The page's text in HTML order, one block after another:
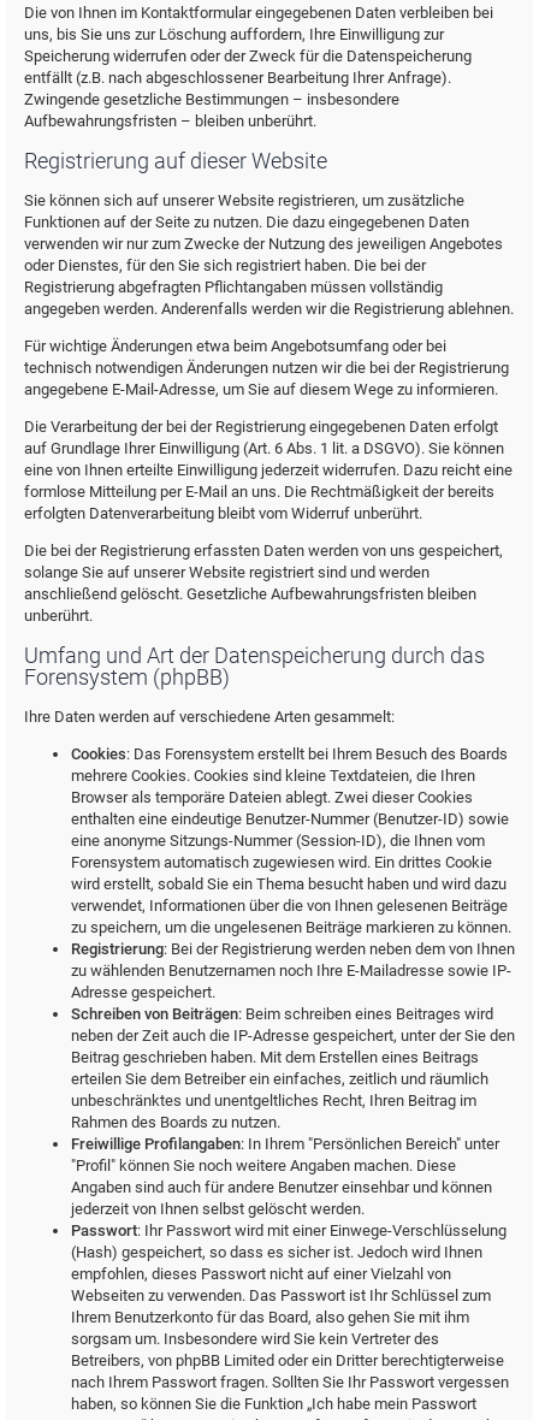
Die von Ihnen im Kontaktformular eingegebenen Daten verbleiben bei
uns, bis Sie uns zur Löschung auffordern, Ihre Einwilligung zur
Speicherung widerrufen oder der Zweck für die Datenspeicherung
entfällt (z.B. nach abgeschlossener Bearbeitung Ihrer Anfrage).
Zwingende gesetzliche Bestimmungen – insbesondere
Aufbewahrungsfristen – bleiben unberührt.
Registrierung auf dieser Website
Sie können sich auf unserer Website registrieren, um zusätzliche
Funktionen auf der Seite zu nutzen. Die dazu eingegebenen Daten
verwenden wir nur zum Zwecke der Nutzung des jeweiligen Angebotes
oder Dienstes, für den Sie sich registriert haben. Die bei der
Registrierung abgefragten Pflichtangaben müssen vollständig
angegeben werden. Anderenfalls werden wir die Registrierung ablehnen.
Für wichtige Änderungen etwa beim Angebotsumfang oder bei
technisch notwendigen Änderungen nutzen wir die bei der Registrierung
angegebene E-Mail-Adresse, um Sie auf diesem Wege zu informieren.
Die Verarbeitung der bei der Registrierung eingegebenen Daten erfolgt
auf Grundlage Ihrer Einwilligung (Art. 6 Abs. 1 lit. a DSGVO). Sie können
eine von Ihnen erteilte Einwilligung jederzeit widerrufen. Dazu reicht eine
formlose Mitteilung per E-Mail an uns. Die Rechtmäßigkeit der bereits
erfolgten Datenverarbeitung bleibt vom Widerruf unberührt.
Die bei der Registrierung erfassten Daten werden von uns gespeichert,
solange Sie auf unserer Website registriert sind und werden
anschließend gelöscht. Gesetzliche Aufbewahrungsfristen bleiben
unberührt.
Umfang und Art der Datenspeicherung durch das
Forensystem (phpBB)
Ihre Daten werden auf verschiedene Arten gesammelt:
Cookies: Das Forensystem erstellt bei Ihrem Besuch des Boards
mehrere Cookies. Cookies sind kleine Textdateien, die Ihren
Browser als temporäre Dateien ablegt. Zwei dieser Cookies
enthalten eine eindeutige Benutzer-Nummer (Benutzer-ID) sowie
eine anonyme Sitzungs-Nummer (Session-ID), die Ihnen vom
Forensystem automatisch zugewiesen wird. Ein drittes Cookie
wird erstellt, sobald Sie ein Thema besucht haben und wird dazu
verwendet, Informationen über die von Ihnen gelesenen Beiträge
zu speichern, um die ungelesenen Beiträge markieren zu können.
Registrierung: Bei der Registrierung werden neben dem von Ihnen
zu wählenden Benutzernamen noch Ihre E-Mailadresse sowie IP-
Adresse gespeichert.
Schreiben von Beiträgen: Beim schreiben eines Beitrages wird
neben der Zeit auch die IP-Adresse gespeichert, unter der Sie den
Beitrag geschrieben haben. Mit dem Erstellen eines Beitrags
erteilen Sie dem Betreiber ein einfaches, zeitlich und räumlich
unbeschränktes und unentgeltliches Recht, Ihren Beitrag im
Rahmen des Boards zu nutzen.
Freiwillige Profilangaben: In Ihrem "Persönlichen Bereich" unter
"Profil" können Sie noch weitere Angaben machen. Diese
Angaben sind auch für andere Benutzer einsehbar und können
jederzeit von Ihnen selbst gelöscht werden.
Passwort: Ihr Passwort wird mit einer Einwege-Verschlüsselung
(Hash) gespeichert, so dass es sicher ist. Jedoch wird Ihnen
empfohlen, dieses Passwort nicht auf einer Vielzahl von
Webseiten zu verwenden. Das Passwort ist Ihr Schlüssel zum
Ihrem Benutzerkonto für das Board, also gehen Sie mit ihm
sorgsam um. Insbesondere wird Sie kein Vertreter des
Betreibers, von phpBB Limited oder ein Dritter berechtigterweise
nach Ihrem Passwort fragen. Sollten Sie Ihr Passwort vergessen
haben, so können Sie die Funktion „Ich habe mein Passwort